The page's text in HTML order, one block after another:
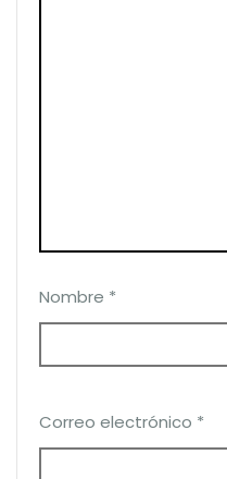
Nombre *
Correo electrónico *